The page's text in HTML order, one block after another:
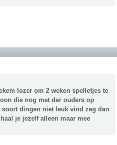
lozer om 2 weken spelletjes te
die nog met der ouders op
dingen niet leuk vind zeg dan
je jezelf alleen maar mee